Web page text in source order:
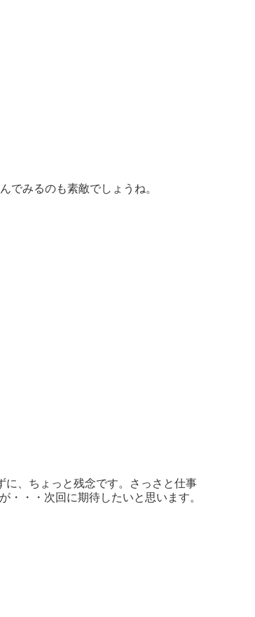
でみるのも素敵でしょうね。
、ちょっと残念です。さっさと仕事
・・・次回に期待したいと思います。